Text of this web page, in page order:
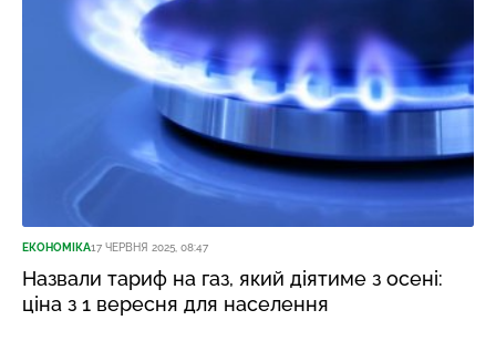
ЕКОНОМІКА17 ЧЕРВНЯ 2025, 08:47
Назвали тариф на газ, який діятиме з осені:
ціна з 1 вересня для населення